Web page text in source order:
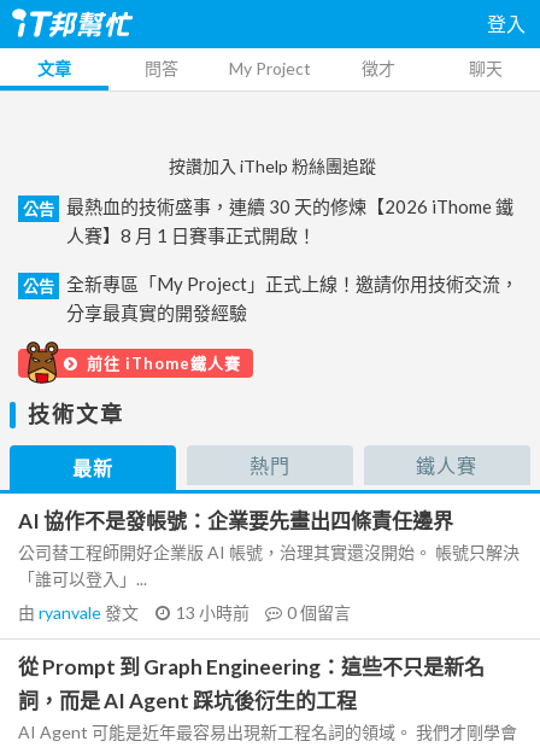
登入
文章 問答 My Project 徵才 聊天
按讚加入 iThelp 粉絲團追蹤
公告
最熱血的技術盛事，連續 30 天的修煉【2026 iThome 鐵
人賽】8 月 1 日賽事正式開啟！
公告
全新專區「My Project」正式上線！邀請你用技術交流，
分享最真實的開發經驗
前往 iThome鐵人賽
技術文章
最新 熱門 鐵人賽
AI 協作不是發帳號：企業要先畫出四條責任邊界
公司替工程師開好企業版 AI 帳號，治理其實還沒開始。 帳號只解決
「誰可以登入」...
由 ryanvale發文 13 小時前 0個留言
從 Prompt 到 Graph Engineering：這些不只是新名
詞，而是 AI Agent 踩坑後衍生的工程
AI Agent 可能是近年最容易出現新工程名詞的領域。 我們才剛學會